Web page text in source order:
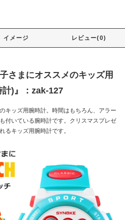
イメージ レビュー(0)
さまにオススメのキッズ用
)』：zak-127
キッズ用腕時計。時間はもちろん、アラー
付いている腕時計です。クリスマスプレゼ
るキッズ用腕時計です。